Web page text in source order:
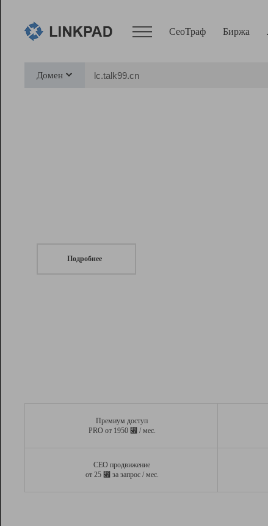
СеоТраф Биржа
Домен
Подробнее
Премиум доступ
PRO от 1950 ⃏ / мес.
СЕО продвижение
от 25 ⃏ за запрос / мес.